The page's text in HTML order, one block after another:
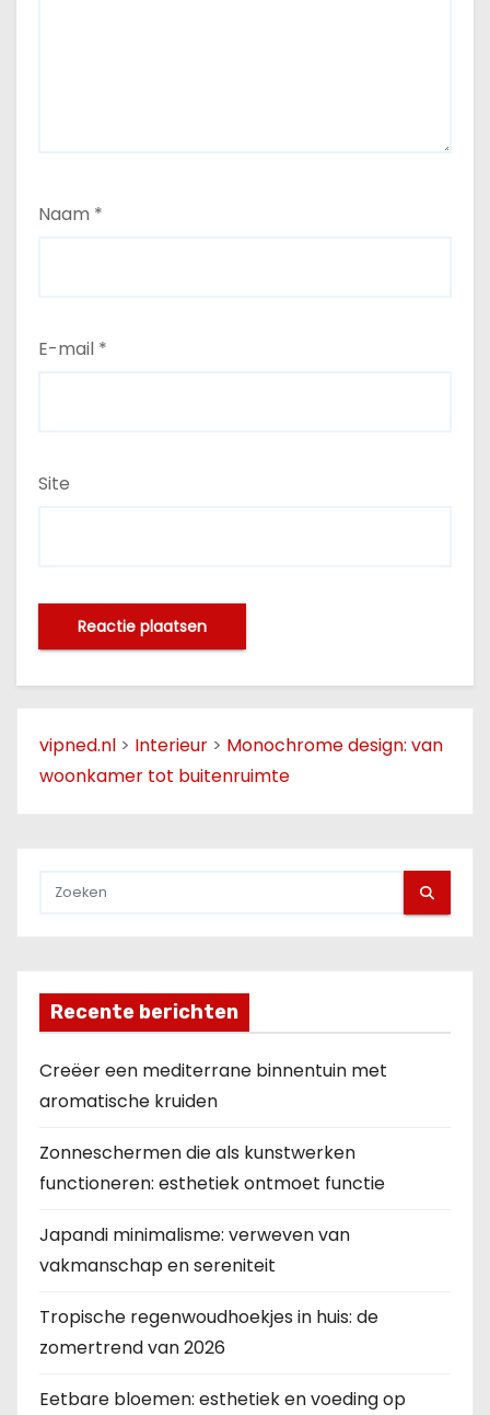
Naam *
E-mail *
Site
vipned.nl > Interieur > Monochrome design: van
woonkamer tot buitenruimte
Recente berichten
Creëer een mediterrane binnentuin met
aromatische kruiden
Zonneschermen die als kunstwerken
functioneren: esthetiek ontmoet functie
Japandi minimalisme: verweven van
vakmanschap en sereniteit
Tropische regenwoudhoekjes in huis: de
zomertrend van 2026
Eetbare bloemen: esthetiek en voeding op